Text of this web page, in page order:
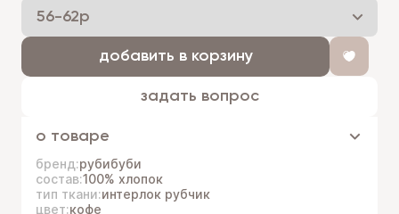
добавить в корзину
задать вопрос
о товаре
бренд:рубибуби
состав:100% хлопок
тип ткани:интерлок рубчик
цвет:кофе